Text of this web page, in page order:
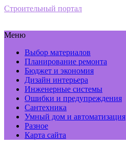
Строительный портал
Меню
Выбор материалов
Планирование ремонта
Бюджет и экономия
Дизайн интерьера
Инженерные системы
Ошибки и предупреждения
Сантехника
Умный дом и автоматизация
Разное
Карта сайта